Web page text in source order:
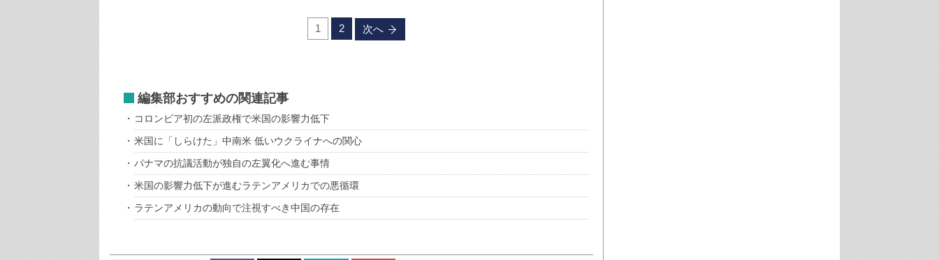
1 2 次へ
編集部おすすめの関連記事
コロンビア初の左派政権で米国の影響力低下
米国に「しらけた」中南米 低いウクライナへの関心
パナマの抗議活動が独自の左翼化へ進む事情
米国の影響力低下が進むラテンアメリカでの悪循環
ラテンアメリカの動向で注視すべき中国の存在